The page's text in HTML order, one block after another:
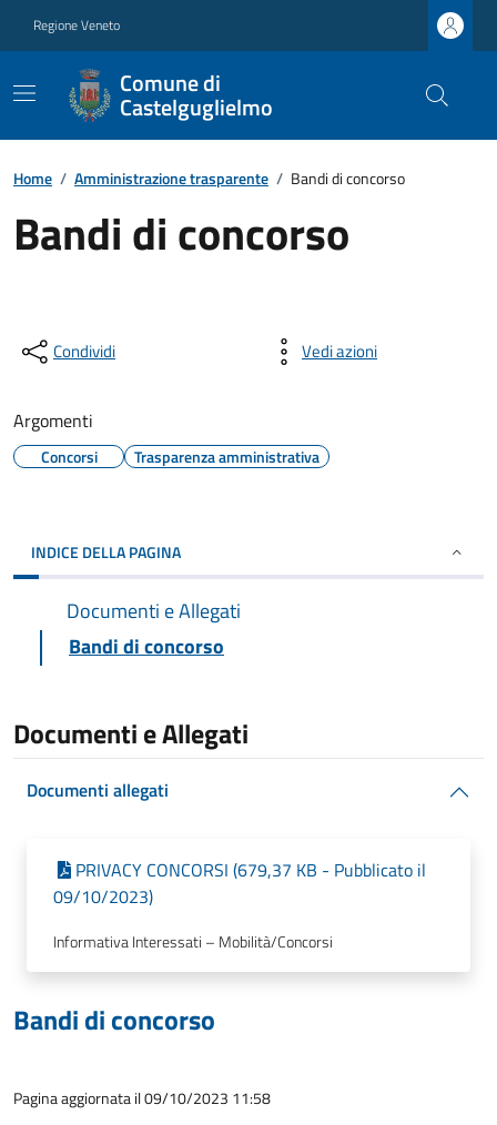
Regione Veneto
Comune di
Castelguglielmo
Home / Amministrazione trasparente / Bandi di concorso
Bandi di concorso
Condividi Vedi azioni
Argomenti
Concorsi Trasparenza amministrativa
INDICE DELLA PAGINA
Documenti e Allegati
Bandi di concorso
Documenti e Allegati
Documenti allegati
PRIVACY CONCORSI (679,37 KB - Pubblicato il
09/10/2023)
Informativa Interessati – Mobilità/Concorsi
Bandi di concorso
Pagina aggiornata il 09/10/2023 11:58